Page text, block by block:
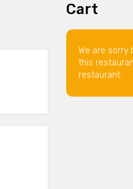
Cart
We are
this
restaurant.